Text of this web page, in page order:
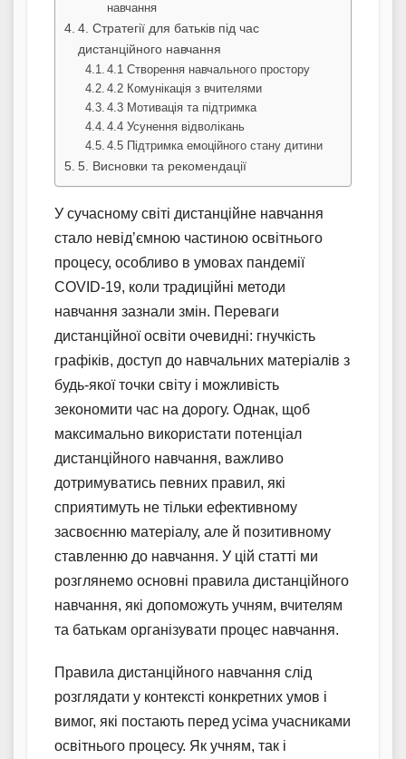
навчання
4. Стратегії для батьків під час
дистанційного навчання
4.1 Створення навчального простору
4.2 Комунікація з вчителями
4.3 Мотивація та підтримка
4.4 Усунення відволікань
4.5 Підтримка емоційного стану дитини
5. Висновки та рекомендації
У сучасному світі дистанційне навчання
стало невід’ємною частиною освітнього
процесу, особливо в умовах пандемії
COVID-19, коли традиційні методи
навчання зазнали змін. Переваги
дистанційної освіти очевидні: гнучкість
графіків, доступ до навчальних матеріалів з
будь-якої точки світу і можливість
зекономити час на дорогу. Однак, щоб
максимально використати потенціал
дистанційного навчання, важливо
дотримуватись певних правил, які
сприятимуть не тільки ефективному
засвоєнню матеріалу, але й позитивному
ставленню до навчання. У цій статті ми
розглянемо основні правила дистанційного
навчання, які допоможуть учням, вчителям
та батькам організувати процес навчання.
Правила дистанційного навчання слід
розглядати у контексті конкретних умов і
вимог, які постають перед усіма учасниками
освітнього процесу. Як учням, так і